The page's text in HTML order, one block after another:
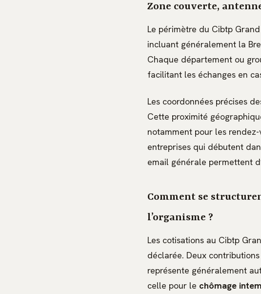
Zone couverte,
Le périmètre du Cibtp
incluant généralement la
Chaque département ou
facilitant les échanges en
Les coordonnées précises
Cette proximité
notamment pour les
entreprises qui débutent
email générale permettent
Comment se
l’organisme ?
Les cotisations au Cibtp
déclarée. Deux
représente généralement
celle pour le chômage